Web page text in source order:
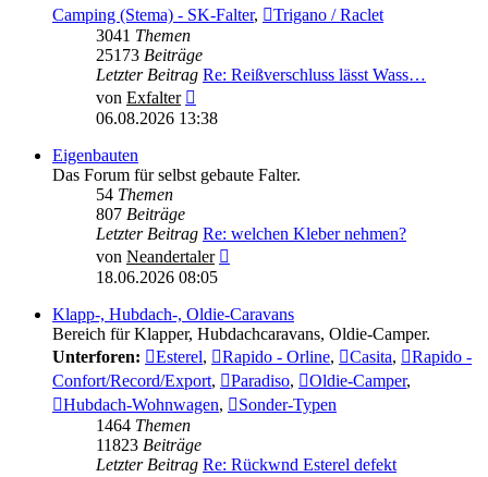
Camping (Stema) - SK-Falter,
Trigano / Raclet
3041 Themen
25173 Beiträge
Letzter Beitrag Re: Reißverschluss lässt Wass…
von Exfalter
Beitrag
06.08.2026 13:38
Eigenbauten
Das Forum für selbst gebaute Falter.
54 Themen
807 Beiträge
Letzter Beitrag Re: welchen Kleber nehmen?
von Neandertaler
18.06.2026 08:05
Klapp-, Hubdach-, Oldie-Caravans
Bereich für Klapper, Hubdachcaravans, Oldie-Camper.
Unterforen:
Esterel, Rapido - Orline, Casita,
Rapido -
Confort/Record/Export, Paradiso, Oldie-Camper,
Hubdach-Wohnwagen,
Sonder-Typen
1464 Themen
11823 Beiträge
Letzter Beitrag Re: Rückwnd Esterel defekt